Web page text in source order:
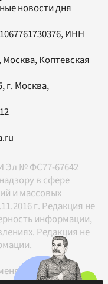
новости дня
ИНН
Москва, Коптевская
, г. Москва,
Эл № ФС77-67642
в сфере
и массовых
г. Редакция не
информации,
Редакция не